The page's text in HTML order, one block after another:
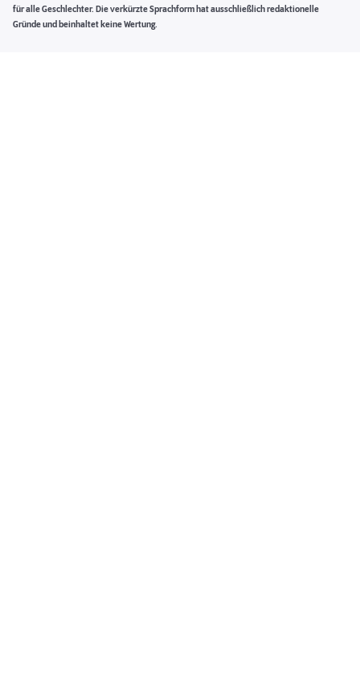
für alle Geschlechter. Die verkürzte Sprachform hat ausschließlich redaktionelle
Gründe und beinhaltet keine Wertung.